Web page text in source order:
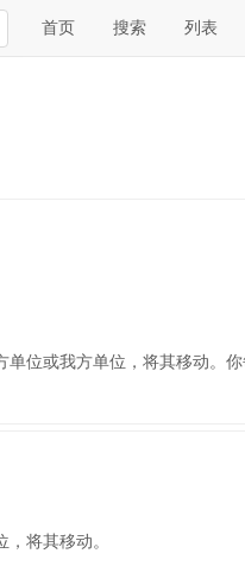
首页 搜索 列表
位或我方单位，将其移动。
将其移动。